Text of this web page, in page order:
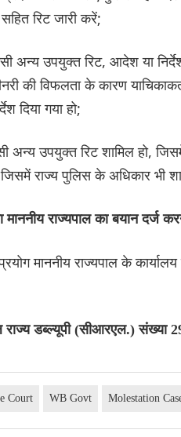
रिट जारी करें;
अन्य उपयुक्त रिट, आदेश या
की विफलता के कारण
दिया गया हो;
अन्य उपयुक्त रिट शामिल हो,
राज्य पुलिस के अधिकार भी
राज्यपाल का बयान दर्ज
माननीय राज्यपाल के कार्यालय
डब्ल्यूपी (सीआरएल.) संख्या
Court WB Govt Molestation